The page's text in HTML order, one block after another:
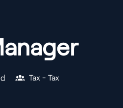
Tax - Tax